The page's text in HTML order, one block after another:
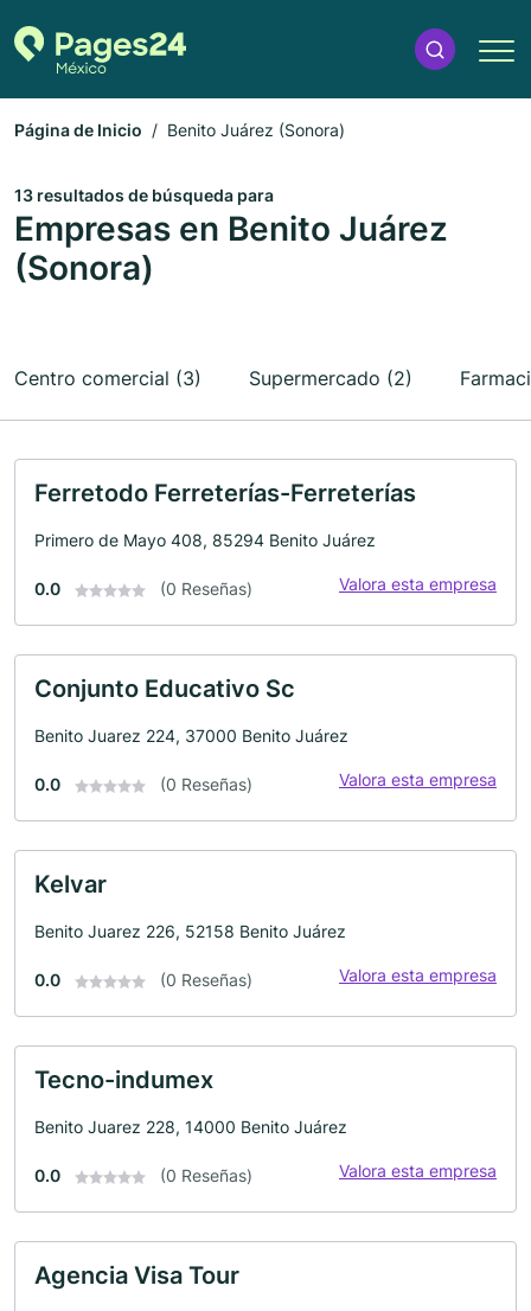
Página de Inicio Benito Juárez (Sonora)
13 resultados de búsqueda para
Empresas en Benito Juárez
(Sonora)
Centro comercial (3) Supermercado (2)
Ferretodo Ferreterías-Ferreterías
Primero de Mayo 408, 85294 Benito Juárez
0.0 (0 Reseñas) Valora esta empresa
Conjunto Educativo Sc
Benito Juarez 224, 37000 Benito Juárez
0.0 (0 Reseñas) Valora esta empresa
Kelvar
Benito Juarez 226, 52158 Benito Juárez
0.0 (0 Reseñas) Valora esta empresa
Tecno-indumex
Benito Juarez 228, 14000 Benito Juárez
0.0 (0 Reseñas) Valora esta empresa
Agencia Visa Tour